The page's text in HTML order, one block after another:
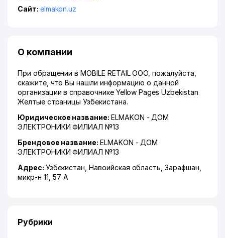
Сайт: elmakon.uz
О компании
При обращении в MOBILE RETAIL ООО, пожалуйста,
скажите, что Вы нашли информацию о данной
организации в справочнике Yellow Pages Uzbekistan
Желтые страницы Узбекистана.
Юридическое название: ELMAKON - ДОМ
ЭЛЕКТРОНИКИ ФИЛИАЛ №13
Брендовое название: ELMAKON - ДОМ
ЭЛЕКТРОНИКИ ФИЛИАЛ №13
Адрес: Узбекистан,Навоийская область ,Зарафшан
микр-н 11 , 57 А
Рубрики